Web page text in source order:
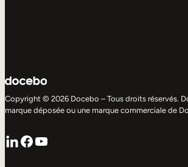
Copyright © 2026 Docebo – Tous droits réservés.
marque déposée ou une marque commerciale de
LinkedIn
Facebook
YouTube